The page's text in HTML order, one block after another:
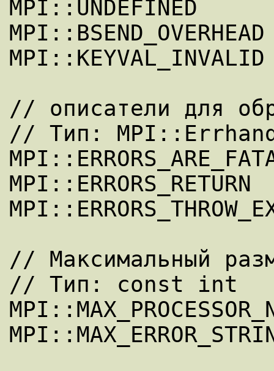
MPI::UNDEFINED
MPI::BSEND_OVERHEAD
MPI::KEYVAL_INVALID
// описатели для
// Тип:
MPI::ERRORS_RETURN
// Максимальный
// Тип: const int